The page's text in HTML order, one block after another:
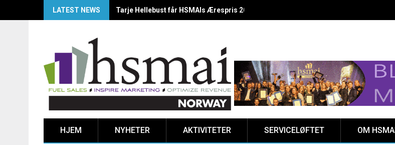
LATEST NEWS HSMAI Awards Norway 2025: Årets vinnere kåret på Clarion Hotel The HUB
HJEM NYHETER AKTIVITETER SERVICELØFTET OM HSMAI